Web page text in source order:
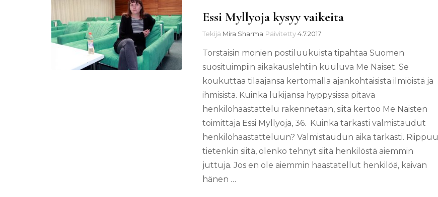
Essi Myllyoja kysyy vaikeita
Tekijä Mira Sharma Päivitetty4.7.2017
Torstaisin monien postiluukuista tipahtaa Suomen
suosituimpiin aikakauslehtiin kuuluva Me Naiset. Se
koukuttaa tilaajansa kertomalla ajankohtaisista ilmiöistä ja
ihmisistä. Kuinka lukijansa hyppysissä pitävä
henkilöhaastattelu rakennetaan, siitä kertoo Me Naisten
toimittaja Essi Myllyoja, 36. Kuinka tarkasti valmistaudut
henkilöhaastatteluun? Valmistaudun aika tarkasti. Riippuu
tietenkin siitä, olenko tehnyt siitä henkilöstä aiemmin
juttuja. Jos en ole aiemmin haastatellut henkilöä, kaivan
hänen …